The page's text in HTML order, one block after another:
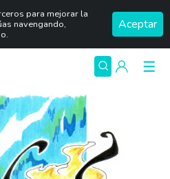
para mejorar la
navengando,
Aceptar